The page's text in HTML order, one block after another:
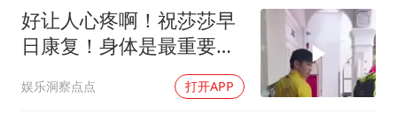
日本广岛民众举行游行反对政府行径
27岁女子成组织卖淫集团主犯被通缉
97岁英国奶奶飞上天再破吉尼斯纪录
好让人心疼啊！祝莎莎早
日康复！身体是最重要
的，养好身体等你回归！
娱乐洞察点点 打开APP